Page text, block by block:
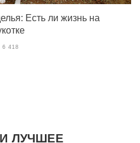
Есть ли жизнь на
6 418
ЛУЧШЕЕ